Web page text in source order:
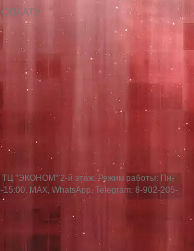
ТЦ "ЭКОНОМ" 2-й этаж. Режим работы: Пн-
MAX, WhatsApp, Telegram: 8-902-205-